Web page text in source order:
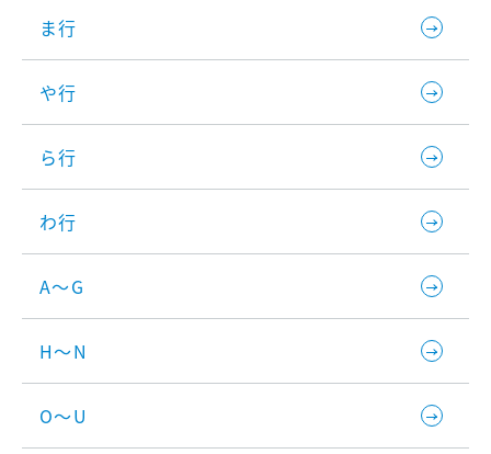
ま行
や行
ら行
わ行
A～G
H～N
O～U